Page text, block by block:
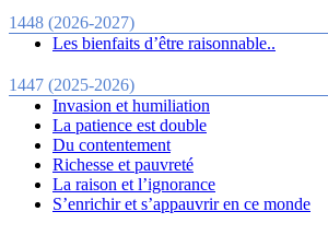
1448 (2026-2027)
Les bienfaits d’être raisonnable..
1447 (2025-2026)
Invasion et humiliation
La patience est double
Du contentement
Richesse et pauvreté
La raison et l’ignorance
S’enrichir et s’appauvrir en ce monde